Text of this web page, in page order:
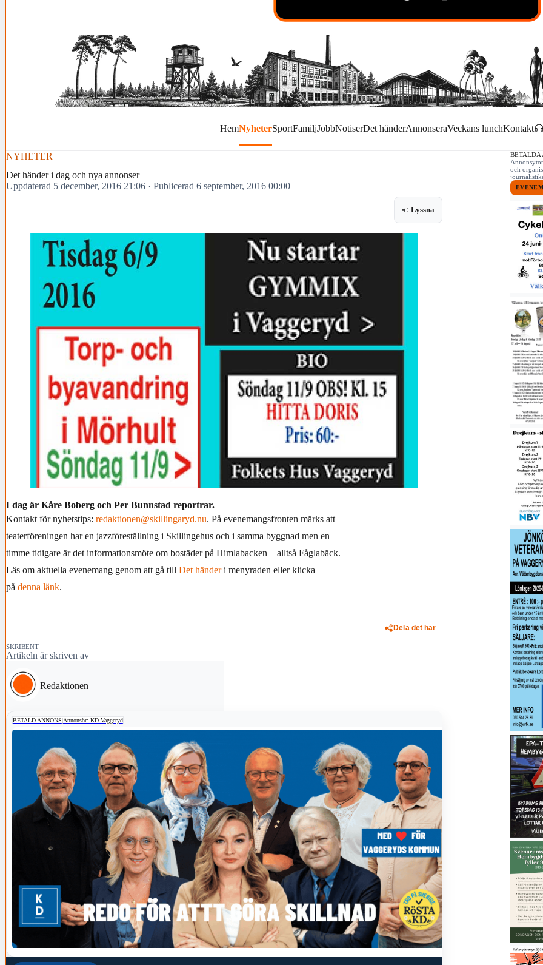
HemNyheterSportFamiljJobbNotiserDet händerAnnonseraVeckans lunchKontakt
NYHETER
Det händer i dag och nya annonser
Uppdaterad 5 december, 2016 21:06 · Publicerad 6 september, 2016 00:00
Lyssna
I dag är Kåre Boberg och Per Bunnstad reportrar.
Kontakt för nyhetstips: redaktionen@skillingaryd.nu. På evenemangsfronten märks att
teaterföreningen har en jazzföreställning i Skillingehus och i samma byggnad men en
timme tidigare är det informationsmöte om bostäder på Himlabacken – alltså Fåglabäck.
Läs om aktuella evenemang genom att gå till Det händeri menyraden eller klicka
på denna länk.
Dela det här
SKRIBENT
Artikeln är skriven av
Redaktionen
BETALD ANNONS|Annonsör: KD Vaggeryd
BETALDA
och